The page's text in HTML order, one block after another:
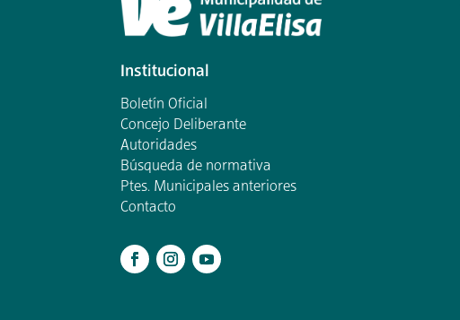
Institucional
Boletín Oficial
Concejo Deliberante
Autoridades
Búsqueda de normativa
Ptes. Municipales anteriores
Contacto